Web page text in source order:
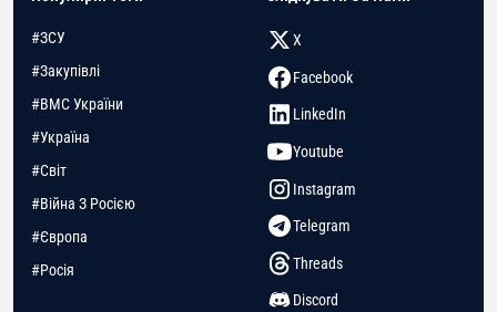
#ЗСУ
#Закупівлі
#ВМС України
#Україна
#Світ
#Війна З Росією
#Європа
#Росія
X
Facebook
LinkedIn
Youtube
Instagram
Telegram
Threads
Discord